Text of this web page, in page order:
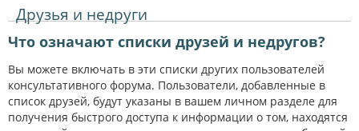
Друзья и недруги
Что означают списки друзей и недругов?
Вы можете включать в эти списки других пользователей
консультативного форума. Пользователи, добавленные в
список друзей, будут указаны в вашем личном разделе для
получения быстрого доступа к информации о том, находятся